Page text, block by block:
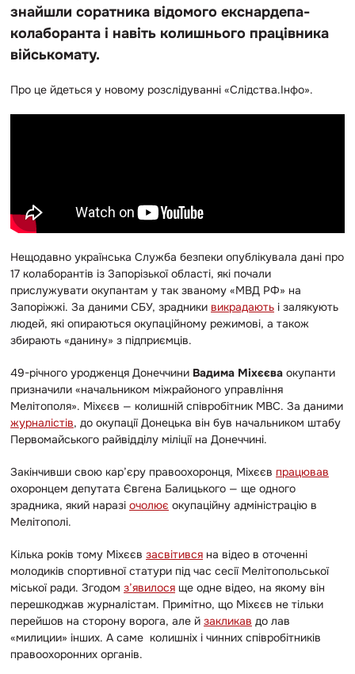
знайшли соратника відомого екснардепа-
колаборанта і навіть колишнього працівника
військомату.
Про це йдеться у новому розслідуванні «Слідства.Інфо».
Нещодавно українська Служба безпеки опублікувала дані про
17 колаборантів із Запорізької області, які почали
прислужувати окупантам у так званому «МВД РФ» на
Запоріжжі. За даними СБУ, зрадники викрадають і залякують
людей, які опираються окупаційному режимові, а також
збирають «данину» з підприємців.
49-річного уродженця Донеччини Вадима Міхєєва окупанти
призначили «начальником міжрайоного управління
Мелітополя». Міхєєв — колишній співробітник МВС. За даними
журналістів, до окупації Донецька він був начальником штабу
Первомайського райвідділу міліції на Донеччині.
Закінчивши свою кар’єру правоохоронця, Міхєєв працював
охоронцем депутата Євгена Балицького — ще одного
зрадника, який наразі очолює окупаційну адміністрацію в
Мелітополі.
Кілька років тому Міхєєв засвітився на відео в оточенні
молодиків спортивної статури під час сесії Мелітопольської
міської ради. Згодом з’явилося ще одне відео, на якому він
перешкоджав журналістам. Примітно, що Міхєєв не тільки
перейшов на сторону ворога, але й закликав до лав
«милиции» інших. А саме колишніх і чинних співробітників
правоохоронних органів.